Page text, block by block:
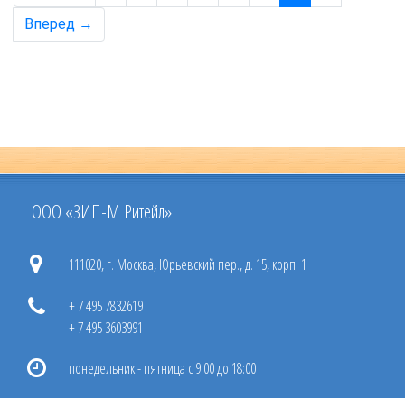
Вперед →
ООО «ЗИП-М Ритейл»
111020, г. Москва, Юрьевский пер., д. 15, корп. 1
+ 7 495 7832619
+ 7 495 3603991
понедельник - пятница с 9:00 до 18:00